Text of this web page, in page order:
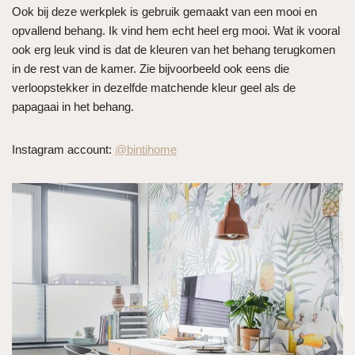
Ook bij deze werkplek is gebruik gemaakt van een mooi en
opvallend behang. Ik vind hem echt heel erg mooi. Wat ik vooral
ook erg leuk vind is dat de kleuren van het behang terugkomen
in de rest van de kamer. Zie bijvoorbeeld ook eens die
verloopstekker in dezelfde matchende kleur geel als de
papagaai in het behang.
Instagram account: @bintihome